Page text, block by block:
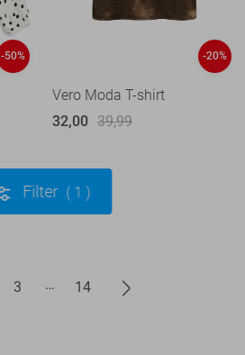
-50% -20%
Vero Moda T-shirt
32,00 39,99
Filter 1
3 14